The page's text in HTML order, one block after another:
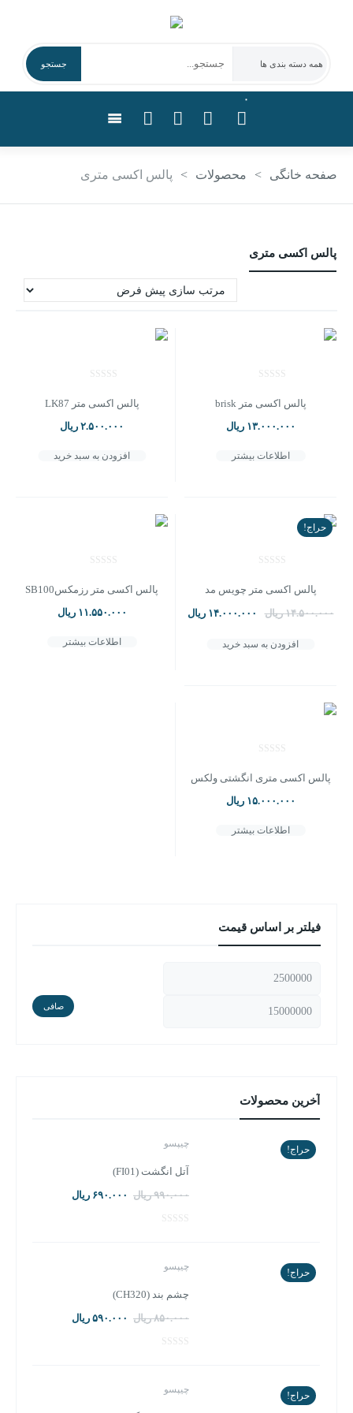
۰
صفحه خانگی > محصولات > پالس اکسی متری
پالس اکسی متری
پالس اکسی متر brisk
۱۳.۰۰۰.۰۰۰ ریال
اطلاعات بیشتر
پالس اکسی متر LK87
۲.۵۰۰.۰۰۰ ریال
افزودن به سبد خرید
پالس اکسی متر چویس مد
۱۴.۵۰۰.۰۰۰ ریال
قیمت
بود.
۱۴.۰۰۰.۰۰۰ ریال
افزودن به سبد خرید
حراج!
پالس اکسی متر رزمکسSB100
۱۱.۵۵۰.۰۰۰ ریال
اطلاعات بیشتر
پالس اکسی متری انگشتی ولکس
۱۵.۰۰۰.۰۰۰ ریال
اطلاعات بیشتر
فیلتر بر اساس قیمت
صافی
آخرین محصولات
چیپسو
آتل انگشت (FI01)
۹۹۰.۰۰۰ ریالقیمت
۶۹۰.۰۰۰ ریال
حراج!
چیپسو
چشم بند (CH320)
۸۵۰.۰۰۰ ریالقیمت
۵۹۰.۰۰۰ ریال
حراج!
چیپسو
حراج!